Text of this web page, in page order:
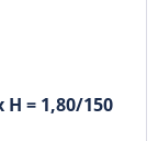
= 1,80/150